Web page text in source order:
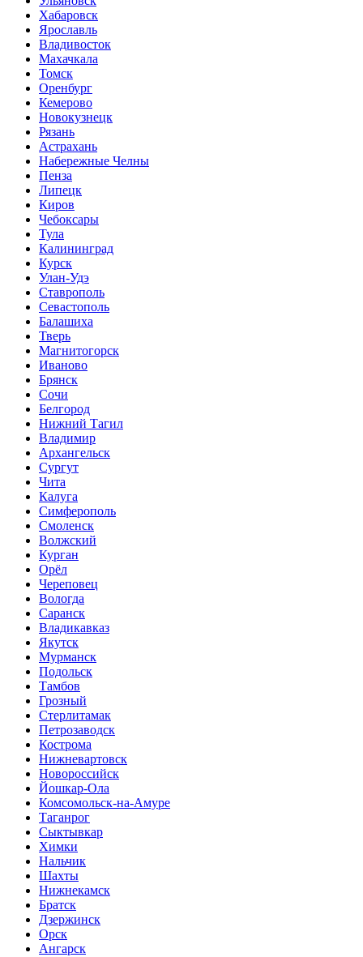
Хабаровск
Ярославль
Владивосток
Махачкала
Томск
Оренбург
Кемерово
Новокузнецк
Рязань
Астрахань
Набережные Челны
Пенза
Липецк
Киров
Чебоксары
Тула
Калининград
Курск
Улан-Удэ
Ставрополь
Севастополь
Балашиха
Тверь
Магнитогорск
Иваново
Брянск
Сочи
Белгород
Нижний Тагил
Владимир
Архангельск
Сургут
Чита
Калуга
Симферополь
Смоленск
Волжский
Курган
Орёл
Череповец
Вологда
Саранск
Владикавказ
Якутск
Мурманск
Подольск
Тамбов
Грозный
Стерлитамак
Петрозаводск
Кострома
Нижневартовск
Новороссийск
Йошкар-Ола
Комсомольск-на-Амуре
Таганрог
Сыктывкар
Химки
Нальчик
Шахты
Нижнекамск
Братск
Дзержинск
Орск
Ангарск